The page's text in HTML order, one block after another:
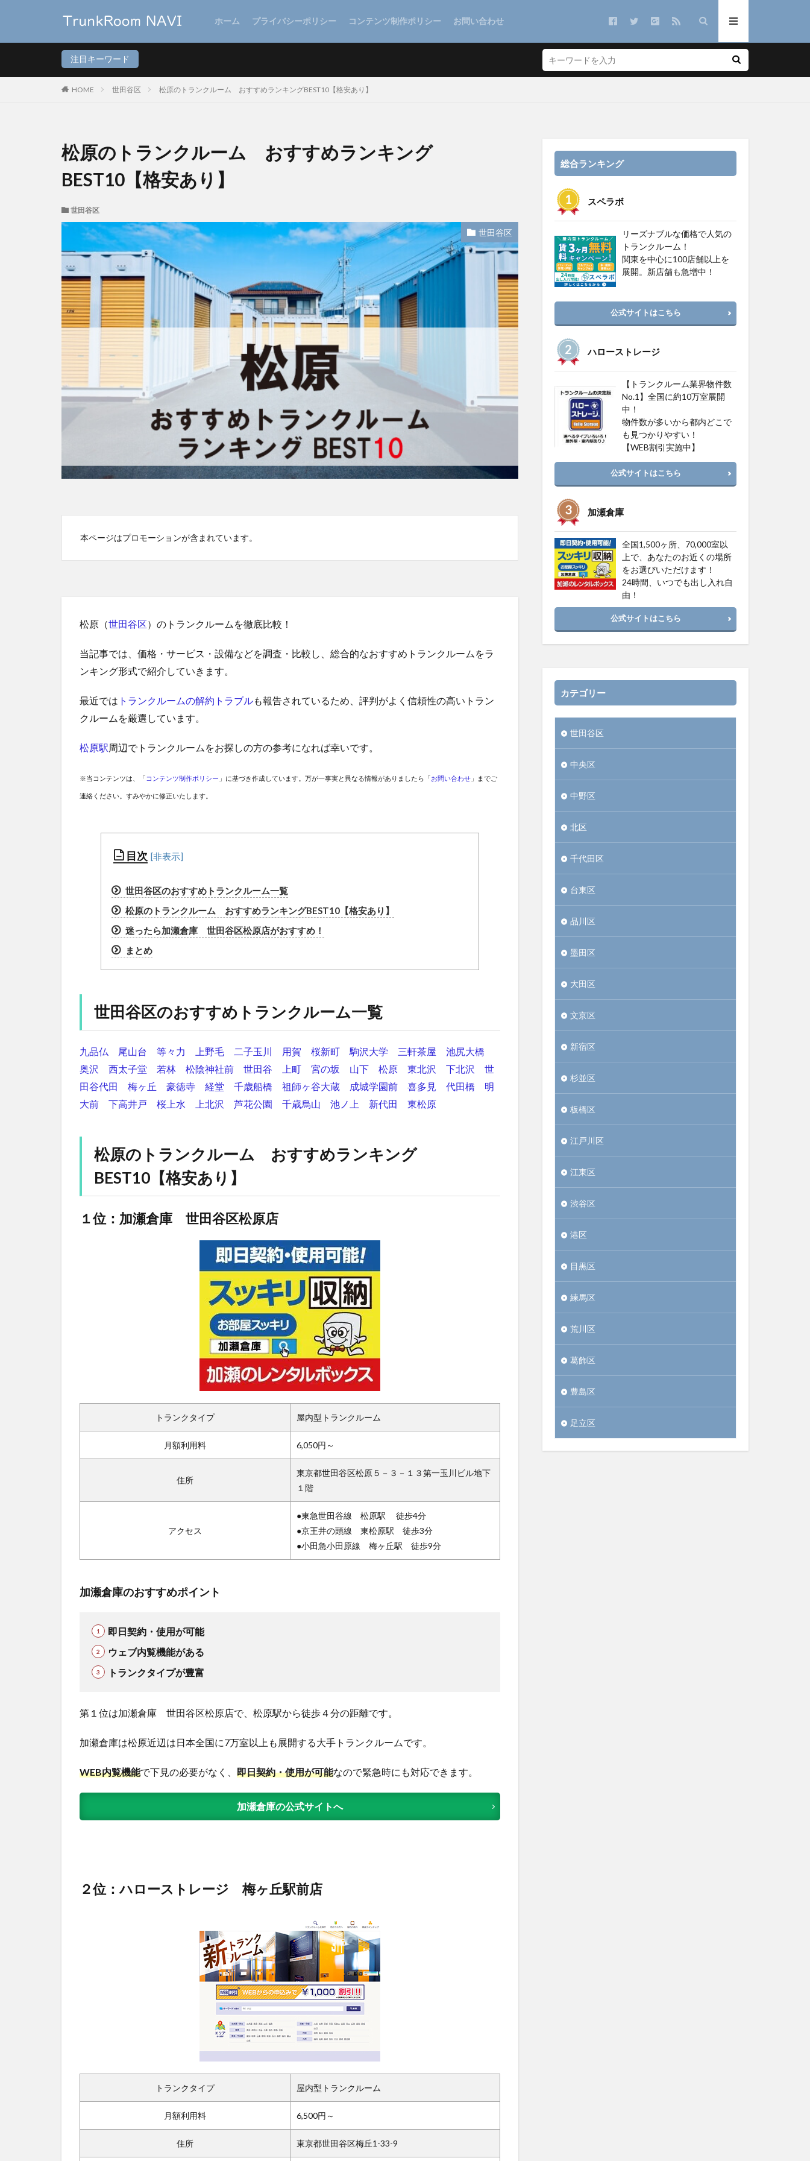
ホーム プライバシーポリシー コンテンツ制作ポリシー お問い合わせ
注目キーワード
HOME 世田谷区 松原のトランクルーム おすすめランキングBEST10【格安あり】
松原のトランクルーム おすすめランキング
BEST10【格安あり】
世田谷区
世田谷区
本ページはプロモーションが含まれています。
松原（世田谷区）のトランクルームを徹底比較！
当記事では、価格・サービス・設備などを調査・比較し、総合的なおすすめトランクルームをラ
ンキング形式で紹介していきます。
最近では トランクルームの解約トラブルも報告されているため、評判がよく信頼性の高いトラン
クルームを厳選しています。
松原駅周辺でトランクルームをお探しの方の参考になれば幸いです。
※当コンテンツは、「 コンテンツ制作ポリシー 」に基づき作成しています。万が一事実と異なる情報がありましたら「お問い合わせ 」までご
連絡ください。すみやかに修正いたします。
目次
世田谷区のおすすめトランクルーム一覧
松原のトランクルーム おすすめランキングBEST10【格安あり】
迷ったら加瀬倉庫 世田谷区松原店がおすすめ！
まとめ
世田谷区のおすすめトランクルーム一覧
九品仏 尾山台 等々力 上野毛 二子玉川 用賀 桜新町 駒沢大学 三軒茶屋
池尻大橋
奥沢
西太子堂 若林 松陰神社前 世田谷 上町 宮の坂 山下 松原 東北沢 下北沢
世
田谷代田
梅ヶ丘 豪徳寺 経堂 千歳船橋 祖師ヶ谷大蔵 成城学園前 喜多見 代田橋
明
大前
下高井戸 桜上水 上北沢 芦花公園 千歳烏山 池ノ上 新代田 東松原
松原のトランクルーム おすすめランキング
BEST10【格安あり】
１位：加瀬倉庫 世田谷区松原店
トランクタイプ 屋内型トランクルーム
月額利用料 6,050円～
住所
東京都世田谷区松原５－３－１３第一玉川ビル地下
１階
アクセス
●東急世田谷線 松原駅 徒歩4分
●京王井の頭線 東松原駅 徒歩3分
●小田急小田原線 梅ヶ丘駅 徒歩9分
加瀬倉庫のおすすめポイント
即日契約・使用が可能
ウェブ内覧機能がある
トランクタイプが豊富
第１位は加瀬倉庫 世田谷区松原店で、松原駅から徒歩４分の距離です。
加瀬倉庫は松原近辺は日本全国に7万室以上も展開する大手トランクルームです。
WEB内覧機能で下見の必要がなく、 即日契約・使用が可能なので緊急時にも対応できます。
加瀬倉庫の公式サイトへ
２位：ハローストレージ 梅ヶ丘駅前店
トランクタイプ 屋内型トランクルーム
月額利用料 6,500円～
住所 東京都世田谷区梅丘1-33-9
総合ランキング
スペラボ
リーズナブルな価格で人気の
トランクルーム！
関東を中心に100店舗以上を
展開。新店舗も急増中！
公式サイトはこちら
ハローストレージ
【トランクルーム業界物件数
No.1】全国に約10万室展開
中！
物件数が多いから都内どこで
も見つかりやすい！
【WEB割引実施中】
公式サイトはこちら
加瀬倉庫
全国1,500ヶ所、70,000室以
上で、あなたのお近くの場所
をお選びいただけます！
24時間、いつでも出し入れ自
由！
公式サイトはこちら
カテゴリー
世田谷区
中央区
中野区
北区
千代田区
台東区
品川区
墨田区
大田区
文京区
新宿区
杉並区
板橋区
江戸川区
江東区
渋谷区
港区
目黒区
練馬区
荒川区
葛飾区
豊島区
足立区